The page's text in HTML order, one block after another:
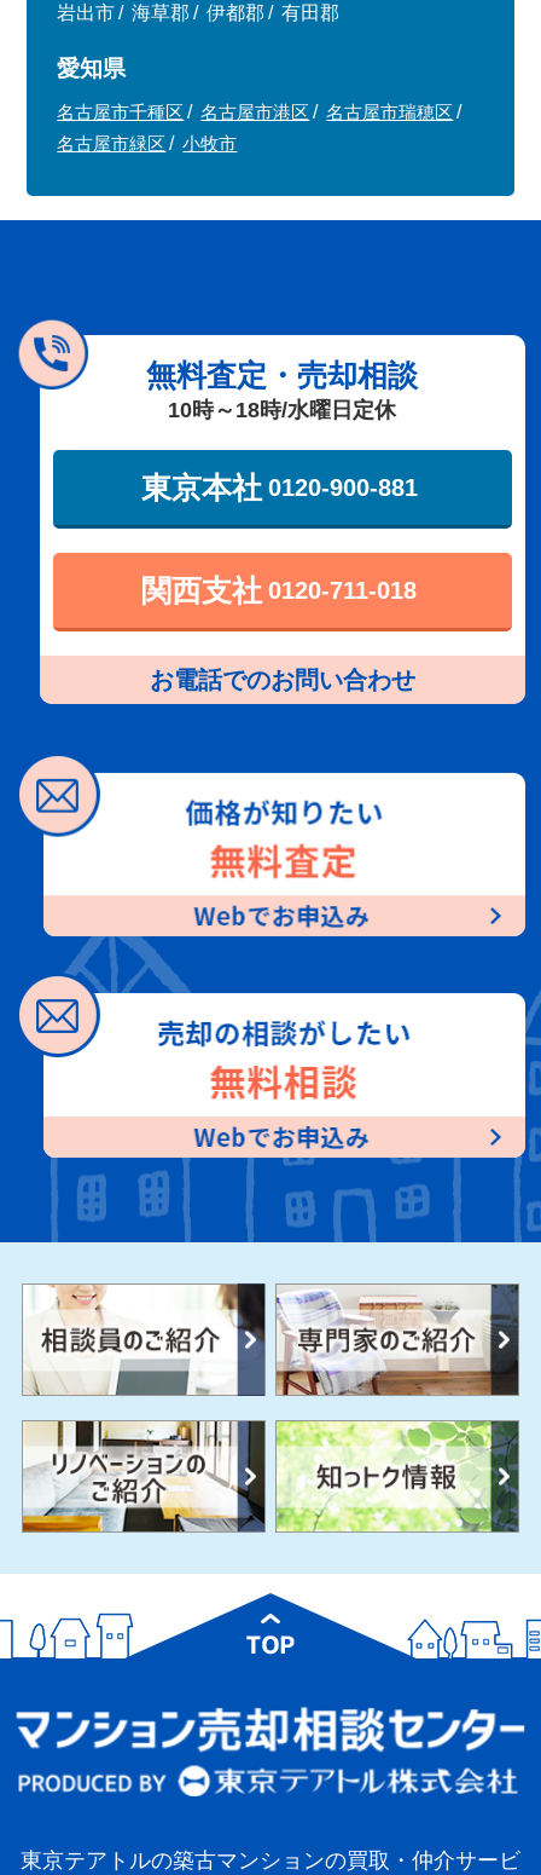
岩出市
海草郡 伊都郡 有田郡
愛知県
名古屋市千種区 名古屋市港区
名古屋市瑞穂区
名古屋市緑区
小牧市
無料査定・売却相談
10時～18時/水曜日定休
東京本社 0120-900-881
関西支社 0120-711-018
お電話でのお問い合わせ
東京テアトルの築古マンションの買取・仲介サービ